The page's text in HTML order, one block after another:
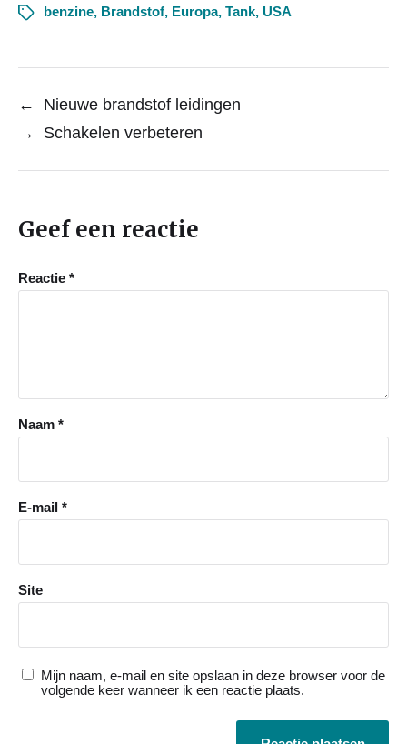
benzine, Brandstof, Europa, Tank, USA
←
Nieuwe brandstof leidingen
→
Schakelen verbeteren
Geef een reactie
Reactie *
Naam *
E-mail *
Site
Mijn naam, e-mail en site opslaan in deze browser voor de
volgende keer wanneer ik een reactie plaats.